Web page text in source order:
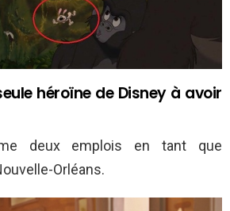
héroïne de Disney à avoir
deux emplois en tant que
Orléans.